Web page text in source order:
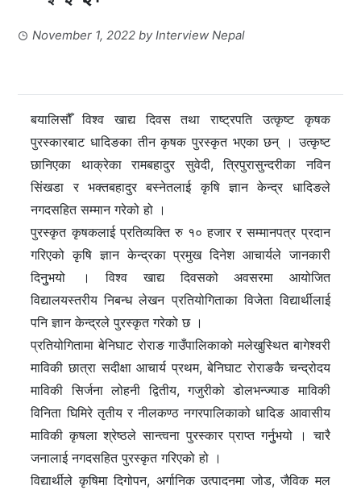
November 1, 2022 byInterview Nepal
बयालिसौँ विश्व खाद्य दिवस तथा राष्ट्रपति उत्कृष्ट कृषक
पुरस्कारबाट धादिङका तीन कृषक पुरस्कृत भएका छन् । उत्कृष्ट
छानिएका थाक्रेका रामबहादुर सुवेदी, त्रिपुरासुन्दरीका नविन
सिंखडा र भक्तबहादुर बस्नेतलाई कृषि ज्ञान केन्द्र धादिङले
नगदसहित सम्मान गरेको हो ।
पुरस्कृत कृषकलाई प्रतिव्यक्ति रु १० हजार र सम्मानपत्र प्रदान
गरिएको कृषि ज्ञान केन्द्रका प्रमुख दिनेश आचार्यले जानकारी
दिनुुभयो । विश्व खाद्य दिवसको अवसरमा आयोजित
विद्यालयस्तरीय निबन्ध लेखन प्रतियोगिताका विजेता विद्यार्थीलाई
पनि ज्ञान केन्द्रले पुरस्कृत गरेको छ ।
प्रतियोगितामा बेनिघाट रोराङ गाउँपालिकाको मलेखुस्थित बागेश्वरी
माविकी छात्रा सदीक्षा आचार्य प्रथम, बेनिघाट रोराङकै चन्द्रोदय
माविकी सिर्जना लोहनी द्वितीय, गजुरीको डोलभन्ज्याङ माविकी
विनिता घिमिरे तृतीय र नीलकण्ठ नगरपालिकाको धादिङ आवासीय
माविकी कृषला श्रेष्ठले सान्त्वना पुरस्कार प्राप्त गर्नुुभयो । चारै
जनालाई नगदसहित पुरस्कृत गरिएको हो ।
विद्यार्थीले कृषिमा दिगोपन, अर्गानिक उत्पादनमा जोड, जैविक मल